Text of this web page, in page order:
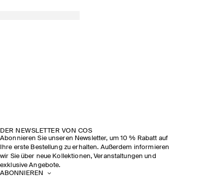
DER NEWSLETTER VON COS
Abonnieren Sie unseren Newsletter, um 10 % Rabatt auf
Ihre erste Bestellung zu erhalten. Außerdem informieren
wir Sie über neue Kollektionen, Veranstaltungen und
exklusive Angebote.
ABONNIEREN